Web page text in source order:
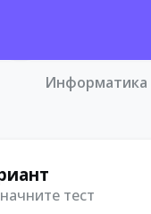
Информатика
тест